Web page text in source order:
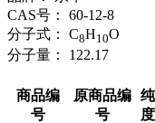
CAS号：
60-12-8
分子式：
C8H10O
分子量：
122.17
商品编
号
原商品编
号
纯
度